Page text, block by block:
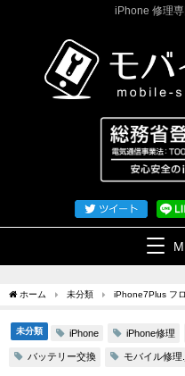
iPhone 修理
ホーム 未分類 iPhone7Plus フ
未分類 iPhone iPhone修理
バッテリー交換 モバイル修理